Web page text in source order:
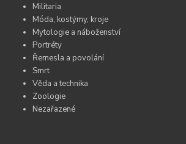
Militaria
Móda, kostýmy, kroje
Mytologie a náboženství
Portréty
Řemesla a povolání
Smrt
Věda a technika
Zoologie
Nezařazené